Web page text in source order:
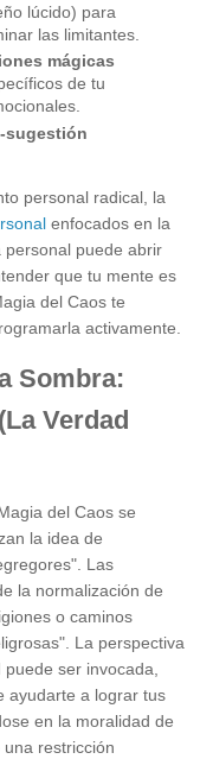
lúcido) para
las limitantes.
mágicas
de tu
sugestión
personal radical, la
enfocados en la
personal puede abrir
que tu mente es
del Caos te
activamente.
Sombra:
Verdad
del Caos se
la idea de
Las
la normalización de
o caminos
La perspectiva
ser invocada,
ayudarte a lograr tus
en la moralidad de
restricción